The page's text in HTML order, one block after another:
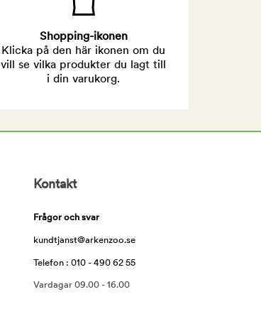
Shopping-ikonen
Klicka på den här ikonen om du
vill se vilka produkter du lagt till
i din varukorg.
Kontakt
Frågor och svar
kundtjanst@arkenzoo.se
Telefon : 010 - 490 62 55
Vardagar 09.00 - 16.00